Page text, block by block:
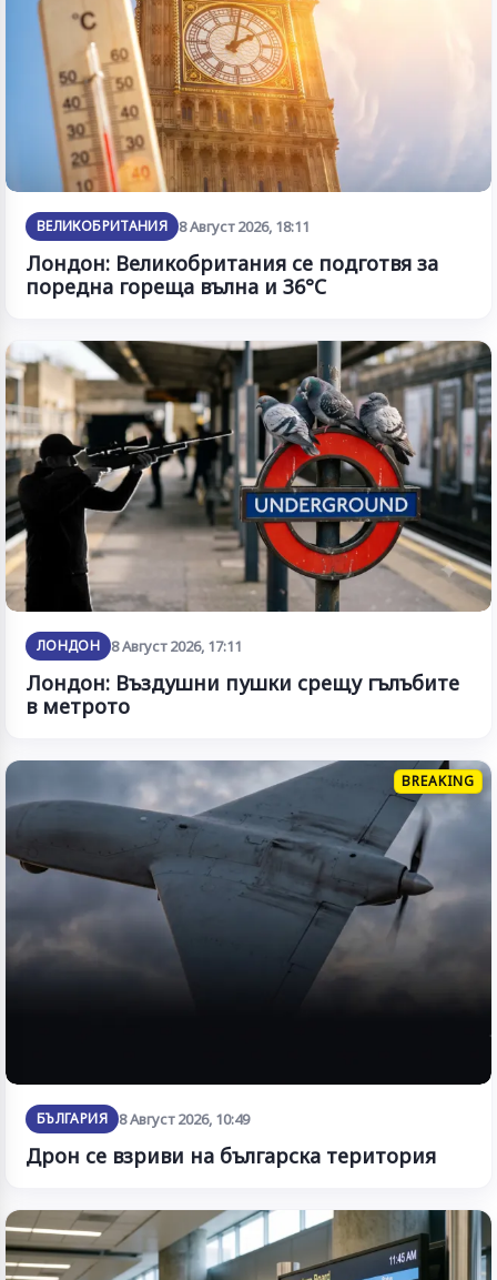
ВЕЛИКОБРИТАНИЯ 8 Август 2026, 18:11
Лондон: Великобритания се подготвя за
поредна гореща вълна и 36°C
ЛОНДОН 8 Август 2026, 17:11
Лондон: Въздушни пушки срещу гълъбите
в метрото
BREAKING
БЪЛГАРИЯ 8 Август 2026, 10:49
Дрон се взриви на българска територия